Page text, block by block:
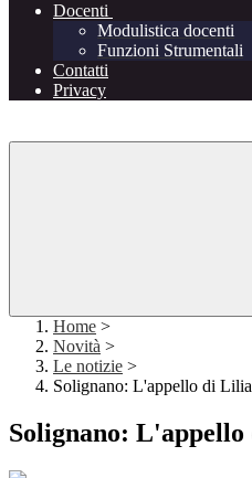
Docenti
Modulistica docenti
Funzioni Strumentali
Contatti
Privacy
Home >
Novità >
Le notizie >
Solignano: L'appello di
Solignano: